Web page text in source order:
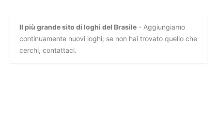
Il più grande sito di loghi del Brasile - Aggiungiamo
continuamente nuovi loghi; se non hai trovato quello che
cerchi, contattaci.